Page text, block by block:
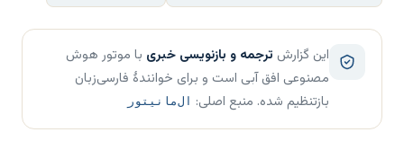
این گزارش ترجمه و بازنویسی خبری با موتور هوش
مصنوعی افق آبی است و برای خوانندهٔ فارسی‌زبان
بازتنظیم شده. منبع اصلی:
ال‌مانیتور